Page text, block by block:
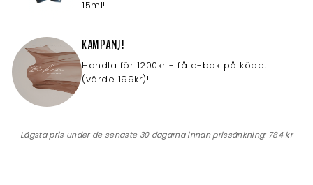
15ml!
KAMPANJ!
Handla för 1200kr - få e-bok på köpet
(värde 199kr)!
Lägsta pris under de senaste 30 dagarna innan prissänkning: 784 kr